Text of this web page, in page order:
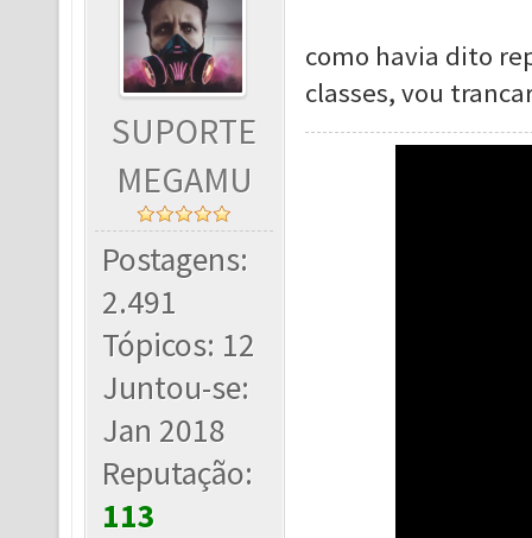
SUPORTE
MEGAMU
Postagens:
2.491
Tópicos: 12
Juntou-se:
Jan 2018
Reputação:
113
como havia dito
classes, vou